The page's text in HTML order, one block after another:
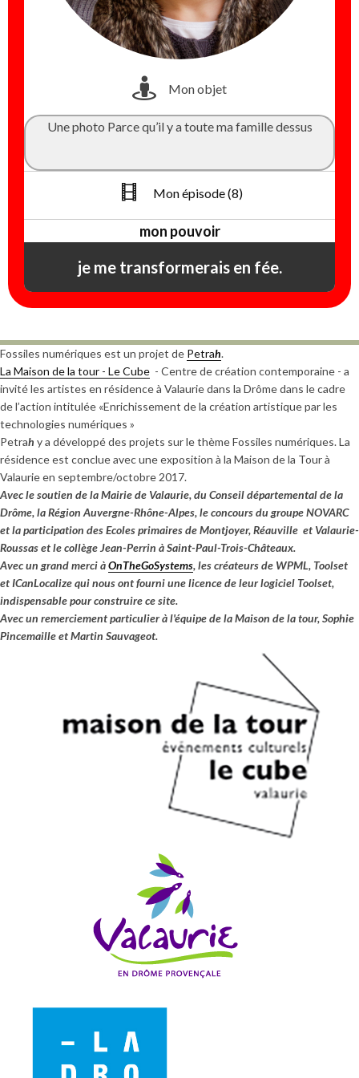
Mon objet
Une photo Parce qu’il y a toute ma famille dessus
Mon épisode (8)
mon pouvoir
je me transformerais en fée.
Fossiles numériques est un projet de Petrah.
La Maison de la tour - Le Cube - Centre de création contemporaine - a
invité les artistes en résidence à Valaurie dans la Drôme dans le cadre
de l’action intitulée «Enrichissement de la création artistique par les
technologies numériques »
Petrah y a développé des projets sur le thème Fossiles numériques. La
résidence est conclue avec une exposition à la Maison de la Tour à
Valaurie en septembre/octobre 2017.
Avec le soutien de la Mairie de Valaurie, du Conseil départemental de la
Drôme, la Région Auvergne-Rhône-Alpes, le concours du groupe NOVARC
et la participation des Ecoles primaires de Montjoyer, Réauville et Valaurie-
Roussas et le collège Jean-Perrin à Saint-Paul-Trois-Châteaux.
Avec un grand merci àOnTheGoSystems, les créateurs de WPML, Toolset
et ICanLocalize qui nous ont fourni une licence de leur logiciel Toolset,
indispensable pour construire ce site.
Avec un remerciement particulier à l'équipe de la Maison de la tour, Sophie
Pincemaille et Martin Sauvageot.